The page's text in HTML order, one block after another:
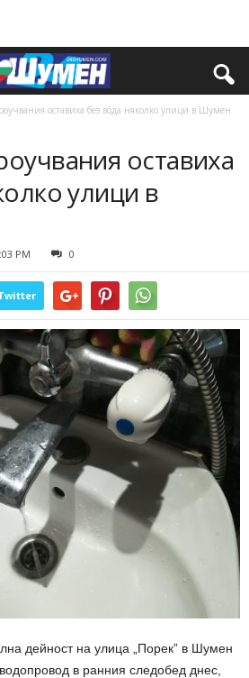
оставиха без вода няколко улици в Шумен
оставиха
улици в
PM 0
дейност на улица „Порек” в Шумен
в ранния следобед днес,